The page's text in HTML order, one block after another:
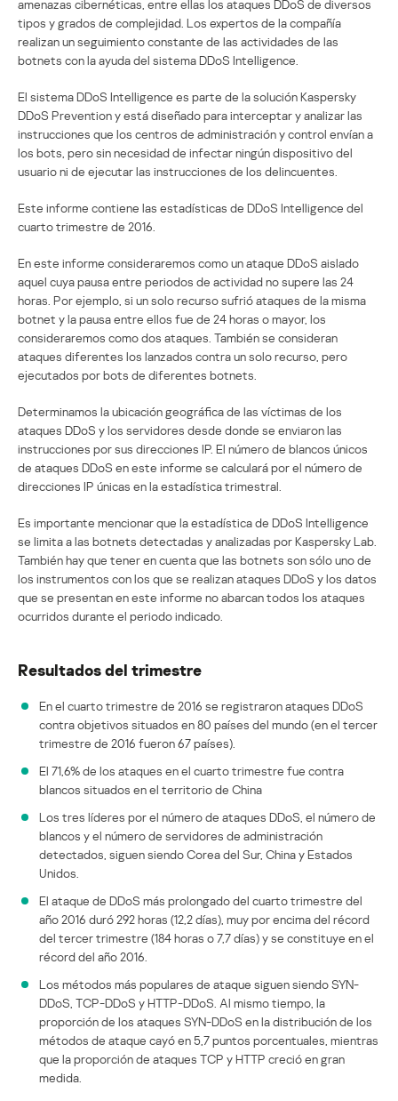
amenazas cibernéticas, entre ellas los ataques DDoS de diversos
tipos y grados de complejidad. Los expertos de la compañía
realizan un seguimiento constante de las actividades de las
botnets con la ayuda del sistema DDoS Intelligence.
El sistema DDoS Intelligence es parte de la solución Kaspersky
DDoS Prevention y está diseñado para interceptar y analizar las
instrucciones que los centros de administración y control envían a
los bots, pero sin necesidad de infectar ningún dispositivo del
usuario ni de ejecutar las instrucciones de los delincuentes.
Este informe contiene las estadísticas de DDoS Intelligence del
cuarto trimestre de 2016.
En este informe consideraremos como un ataque DDoS aislado
aquel cuya pausa entre periodos de actividad no supere las 24
horas. Por ejemplo, si un solo recurso sufrió ataques de la misma
botnet y la pausa entre ellos fue de 24 horas o mayor, los
consideraremos como dos ataques. También se consideran
ataques diferentes los lanzados contra un solo recurso, pero
ejecutados por bots de diferentes botnets.
Determinamos la ubicación geográfica de las víctimas de los
ataques DDoS y los servidores desde donde se enviaron las
instrucciones por sus direcciones IP. El número de blancos únicos
de ataques DDoS en este informe se calculará por el número de
direcciones IP únicas en la estadística trimestral.
Es importante mencionar que la estadística de DDoS Intelligence
se limita a las botnets detectadas y analizadas por Kaspersky Lab.
También hay que tener en cuenta que las botnets son sólo uno de
los instrumentos con los que se realizan ataques DDoS y los datos
que se presentan en este informe no abarcan todos los ataques
ocurridos durante el periodo indicado.
Resultados del trimestre
En el cuarto trimestre de 2016 se registraron ataques DDoS
contra objetivos situados en 80 países del mundo (en el tercer
trimestre de 2016 fueron 67 países).
El 71,6% de los ataques en el cuarto trimestre fue contra
blancos situados en el territorio de China
Los tres líderes por el número de ataques DDoS, el número de
blancos y el número de servidores de administración
detectados, siguen siendo Corea del Sur, China y Estados
Unidos.
El ataque de DDoS más prolongado del cuarto trimestre del
año 2016 duró 292 horas (12,2 días), muy por encima del récord
del tercer trimestre (184 horas o 7,7 días) y se constituye en el
récord del año 2016.
Los métodos más populares de ataque siguen siendo SYN-
DDoS, TCP-DDoS y HTTP-DDoS. Al mismo tiempo, la
proporción de los ataques SYN-DDoS en la distribución de los
métodos de ataque cayó en 5,7 puntos porcentuales, mientras
que la proporción de ataques TCP y HTTP creció en gran
medida.